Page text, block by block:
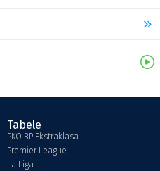
Tabele
PKO BP Ekstraklasa
Premier League
La Liga